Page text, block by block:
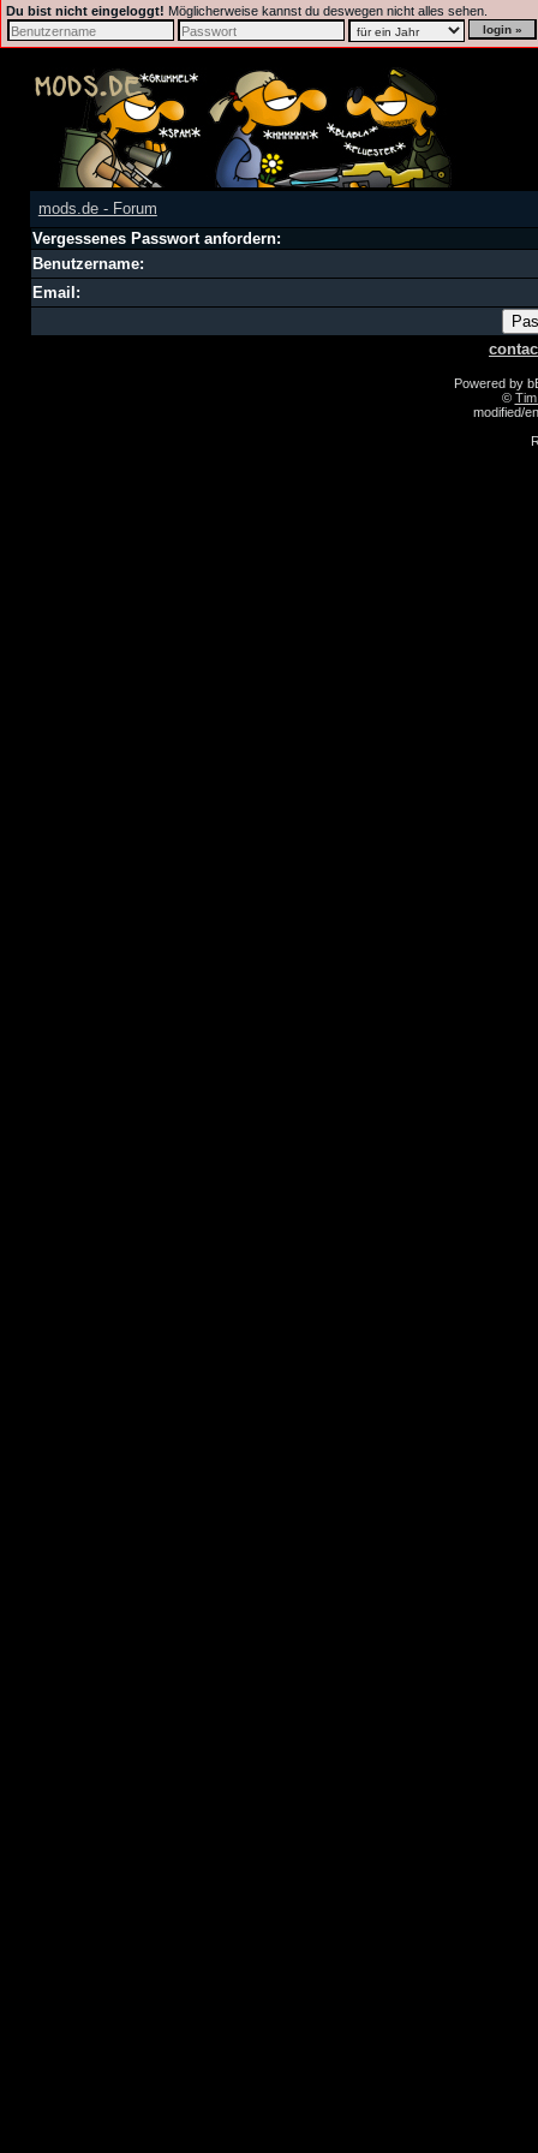
Du bist nicht eingeloggt! Möglicherweise kannst du deswegen nicht alles sehen.
mods.de - Forum
Vergessenes Passwort anfordern:
Benutzername:
Email:
Powered by
©
modified/